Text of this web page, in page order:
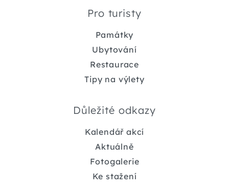
Pro turisty
Památky
Ubytování
Restaurace
Tipy na výlety
Důležité odkazy
Kalendář akcí
Aktuálně
Fotogalerie
Ke stažení